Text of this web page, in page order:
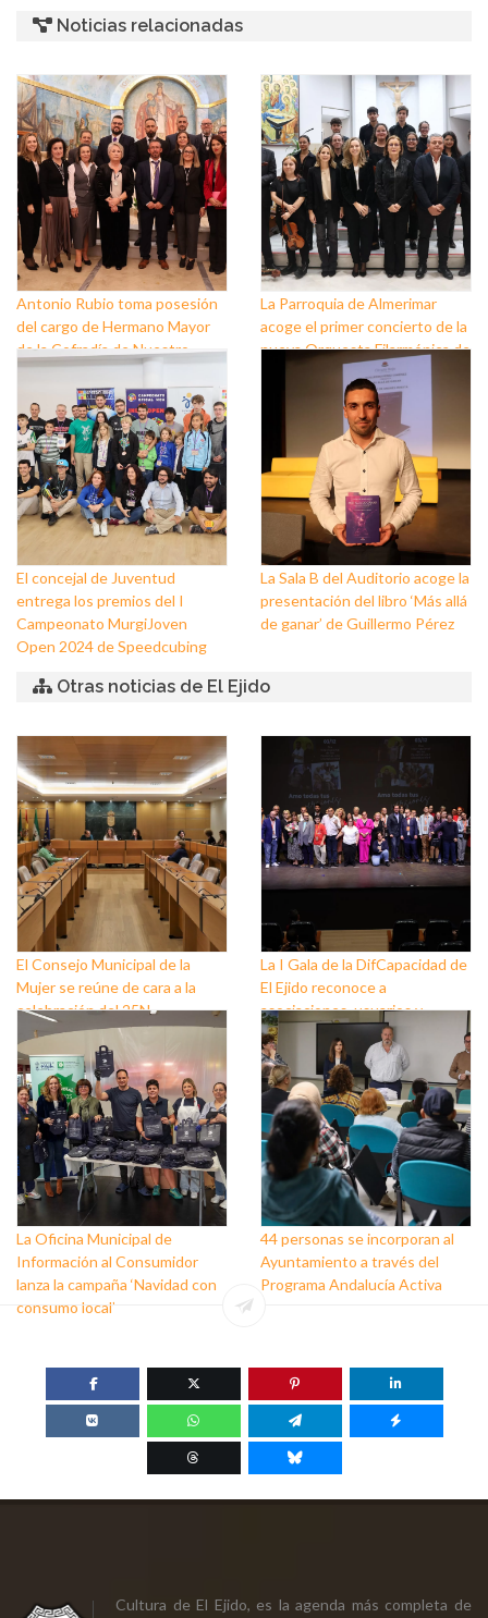
Noticias relacionadas
Antonio Rubio toma posesión
del cargo de Hermano Mayor
de la Cofradía de Nuestro
Padre Jesús Nazareno y
Nuestra Señora de los Dolores
de Balerma
La Parroquia de Almerimar
acoge el primer concierto de la
nueva Orquesta Filarmónica de
El concejal de Juventud
entrega los premios del I
Campeonato MurgiJoven
Open 2024 de Speedcubing
La Sala B del Auditorio acoge la
presentación del libro ‘Más allá
de ganar’ de Guillermo Pérez
Otras noticias de El Ejido
El Consejo Municipal de la
Mujer se reúne de cara a la
celebración del 25N
La I Gala de la DifCapacidad de
El Ejido reconoce a
asociaciones, usuarios y
personas que trabajan a favor
de este colectivo
La Oficina Municipal de
Información al Consumidor
lanza la campaña ‘Navidad con
consumo local’
44 personas se incorporan al
Ayuntamiento a través del
Programa Andalucía Activa
Cultura de El Ejido, es la agenda más completa de